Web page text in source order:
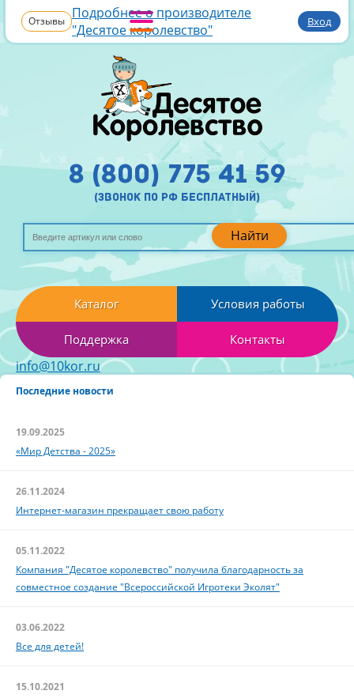
Отзывы Подробнее о производителе
"Десятое королевство"
Вход
Найти
8 (800) 775 41 59
(звонок по рф бесплатный)
Каталог Условия работы
Поддержка Контакты
info@10kor.ru
Последние новости
19.09.2025
«Мир Детства - 2025»
26.11.2024
Интернет-магазин прекращает свою работу
05.11.2022
Компания "Десятое королевство" получила благодарность за
совместное создание "Всероссийской Игротеки Эколят"
03.06.2022
Все для детей!
15.10.2021